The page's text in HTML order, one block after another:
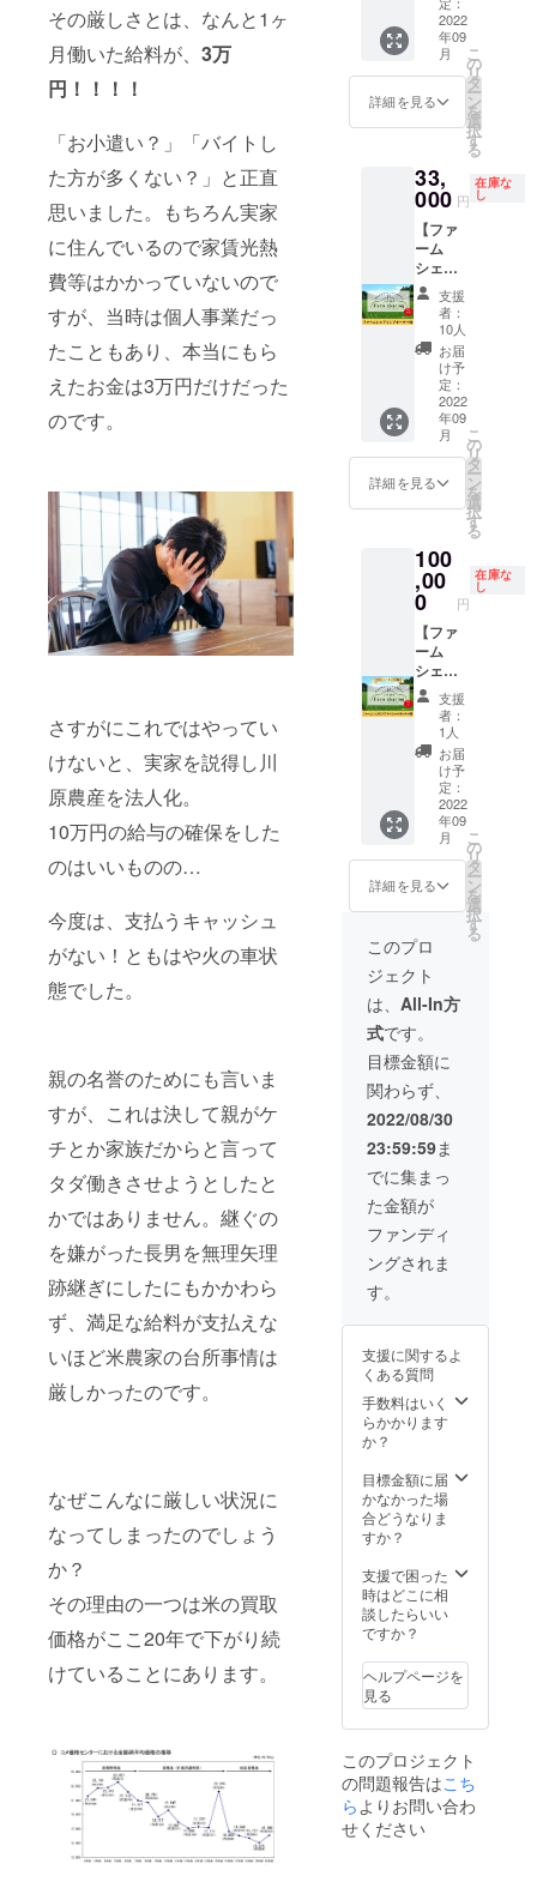
その厳しさとは、なんと1ヶ
月働いた給料が、 3万
円！！！！
「お小遣い？」「バイトし
た方が多くない？」と正直
思いました。もちろん実家
に住んでいるので家賃光熱
費等はかかっていないので
すが、当時は個人事業だっ
たこともあり、本当にもら
えたお金は3万円だけだった
のです。
さすがにこれではやってい
けないと、実家を説得し川
原農産を法人化。
10万円の給与の確保をした
のはいいものの…
今度は、支払うキャッシュ
がない！ともはや火の車状
態でした。
親の名誉のためにも言いま
すが、これは決して親がケ
チとか家族だからと言って
タダ働きさせようとしたと
かではありません。継ぐの
を嫌がった長男を無理矢理
跡継ぎにしたにもかかわら
ず、満足な給料が支払えな
いほど米農家の台所事情は
厳しかったのです。
なぜこんなに厳しい状況に
なってしまったのでしょう
か？
その理由の一つは米の買取
価格がここ20年で下がり続
けていることにあります。
刈り・
稲刈り
など)を
社員研
て行え
る。 ●
社HP、
SNSな
どで、
川原農
産の配
信情報
を活用
でき
る。 ●
地域貢
献・社
会貢献
活動・
SDG’ｓ
に取り
る。
※45kg
一括配
送です
が、小
分け対
応や分
割配送
対応を
別途相
談可能
です。
※詳細は
メール
にてご
連絡さ
せてい
ただき
※期間は
2022年
2022年
12月15
日。
保存方
法：冷
凍庫
(-18℃
以下)で
保存 ■
個 名
称：生
もち 原
材料
名：も
ち米(石
川県
産)、塩
内容
量：
900g 賞
味期
限：
2023年
6月28日
法：冷
凍庫
保存 ※
配送方
法は冷
凍とな
りま
す。 ※
配達時
間指定
がある
場合は
備考欄
にお書
きくだ
さい。
（午前
中/14-
時/16-
18
20
時/19-
21時か
ら選
送料込
みのお
値段で
す。
●農場主
と言え
る権
利。 ●
共有農
に参加
でき
る。 ●
社員研
修や保
養や体
験の場
として
活用で
きる。
事業者
の場
合、社
員で農
作業体
験(田植
え・草
社員研
修とし
て行え
る。 ●
会社案
内や自
社HP、
SNSな
どで、
川原農
産の配
信情報
を活用
でき
る。 ●
地域貢
献・社
会貢献
に取り
る。
※45kg
のお米
は基本
一括配
送です
が、小
分け対
割配送
対応を
別途相
談可能
です。
※詳細は
メール
せてい
ただき
ます。
※期間は
2022年
9月～
日。お
米の発
送は11
33000
円。
ぼ1口
100平米
のオー
ナーに
なれる
権利。
～オー
典～ ●
最低保
証量の
お米(45
㎏以上)
豊作時
は口数
に応じ
て按分
加算。
●農場主
と言え
る権
利。 ●
共有農
場主と
して、
る。 ●
社員研
修や保
養や体
験の場
として
活用で
きる。
事業者
の場
合、社
員で農
作業体
験(田植
え・草
刈り・
稲刈り
など)を
て行え
る。 ●
会社案
内や自
社HP、
SNSな
どで、
川原農
産の配
信情報
を活用
でき
る。 ●
地域貢
献・社
会貢献
活動・
SDG’ｓ
る。
※45kg
のお米
は基本
一括配
送です
応や分
割配送
対応を
です。
※詳細は
メール
にてご
せてい
ただき
ます。
※期間は
9月～
2022年
12月15
日。お
米の発
2022
年09
月
詳細を見る
こ
の
リ
タ
ー
ン
を
選
択
す
る
33,
000 円
在庫な
し
【ファ
ーム
シェア
リング
オー
ナー
権】 川
原農産
の田ん
ぼ1口
100平米
のオー
ナーに
なれる
権利で
す。 ～
ナー特
典～ ●
最低保
証量の
お米(45
㎏以上)
豊作時
は口数
に応じ
て按分
加算。
●農場主
と言え
る権
利。 ●
共有農
場主と
して、
農作業
に参加
でき
る。 ●
社員研
修や保
養や体
験の場
として
活用で
きる。
事業者
の場
合、社
員で農
作業体
験(田植
え・草
刈り・
稲刈り
修とし
る。 ●
会社案
内や自
社HP、
SNSな
川原農
産の配
信情報
を活用
る。 ●
地域貢
献・社
会貢献
SDG’ｓ
に取り
組め
る。
のお米
は基本
一括配
送です
が、小
支援
者：
10人
お届
け予
定：
2022
年09
月
詳細を見る
こ
の
リ
タ
ー
ン
を
選
択
す
る
100
,00
0 円
在庫な
し
【ファ
ーム
シェア
リング
スペ
シャル
オー
ナー
権】 川
原農産
の田ん
ぼ2口
200平米
のオー
ナーに
なれる
権利で
す。通
常1口
33000
円。 ～
オー
ナー特
典～ ●
最低保
証量の
お米(2
口で90
㎏以上)
豊作時
は口数
に応じ
て按分
加算。
る権
共有農
場主と
して、
農作業
に参加
る。 ●
社員研
修や保
養や体
として
活用で
きる。
事業者
合、社
員で農
作業体
験(田植
刈り・
稲刈り
など)を
社員研
修とし
支援
者：
1人
お届
け予
定：
2022
年09
月
詳細を見る
こ
の
リ
タ
ー
ン
を
選
択
す
る
このプロ
ジェクト
は、 All-In方
式です。
目標金額に
関わらず、
2022/08/30
23:59:59ま
でに集まっ
た金額が
ファンディ
ングされま
す。
支援に関するよ
くある質問
手数料はいく
らかかります
か？
目標金額に届
かなかった場
合どうなりま
すか？
支援で困った
時はどこに相
談したらいい
ですか？
ヘルプページを
見る
このプロジェクト
の問題報告はこち
ら よりお問い合わ
せください